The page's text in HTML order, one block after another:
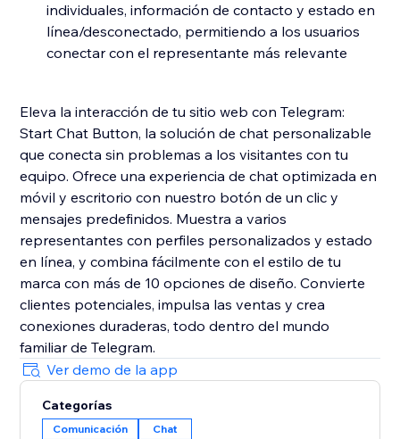
individuales, información de contacto y estado en
línea/desconectado, permitiendo a los usuarios
conectar con el representante más relevante
Eleva la interacción de tu sitio web con Telegram:
Start Chat Button, la solución de chat personalizable
que conecta sin problemas a los visitantes con tu
equipo. Ofrece una experiencia de chat optimizada en
móvil y escritorio con nuestro botón de un clic y
mensajes predefinidos. Muestra a varios
representantes con perfiles personalizados y estado
en línea, y combina fácilmente con el estilo de tu
marca con más de 10 opciones de diseño. Convierte
clientes potenciales, impulsa las ventas y crea
conexiones duraderas, todo dentro del mundo
familiar de Telegram.
Ver demo de la app
Categorías
Comunicación Chat